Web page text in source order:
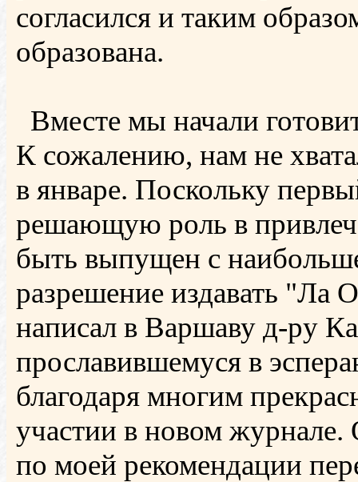
согласился и таким
образована.
Вместе мы начали
К сожалению, нам не
в январе. Поскольку
решающую роль в
быть выпущен с
разрешение издавать "Ла
написал в Варшаву д-ру
прославившемуся в
благодаря многим
участии в новом журнале.
по моей рекомендации